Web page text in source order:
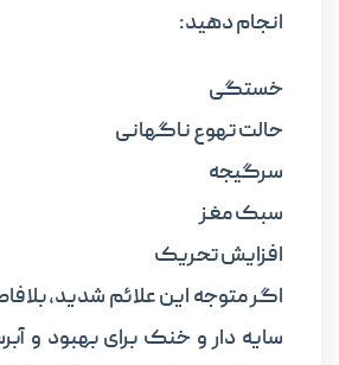
انجام دهید:
خستگی
حالت تهوع ناگهانی
سرگیجه
سبک مغز
افزایش تحریک
اگر متوجه این علائم شدید،
سایه دار و خنک برای بهبود و